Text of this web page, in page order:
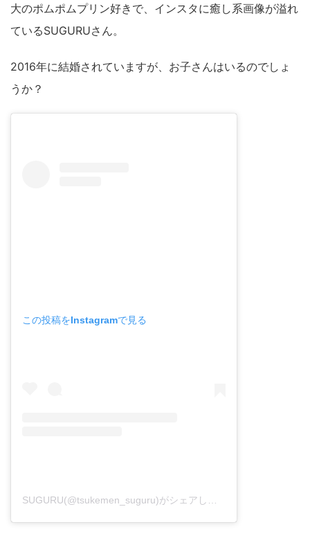
大のポムポムプリン好きで、インスタに癒し系画像が溢れ
ているSUGURUさん。
2016年に結婚されていますが、お子さんはいるのでしょ
うか？
この投稿をInstagramで見る
SUGURU(@tsukemen_suguru)がシェアした投稿